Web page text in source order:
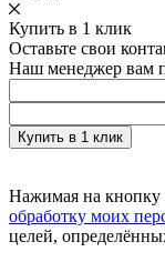
Купить в 1 клик
Оставьте свои
Наш менеджер вам
Нажимая на кнопку
обработку моих
целей,